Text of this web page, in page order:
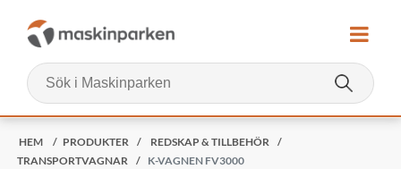
HEM / PRODUKTER / REDSKAP & TILLBEHÖR
/
TRANSPORTVAGNAR
/ K-VAGNEN FV3000